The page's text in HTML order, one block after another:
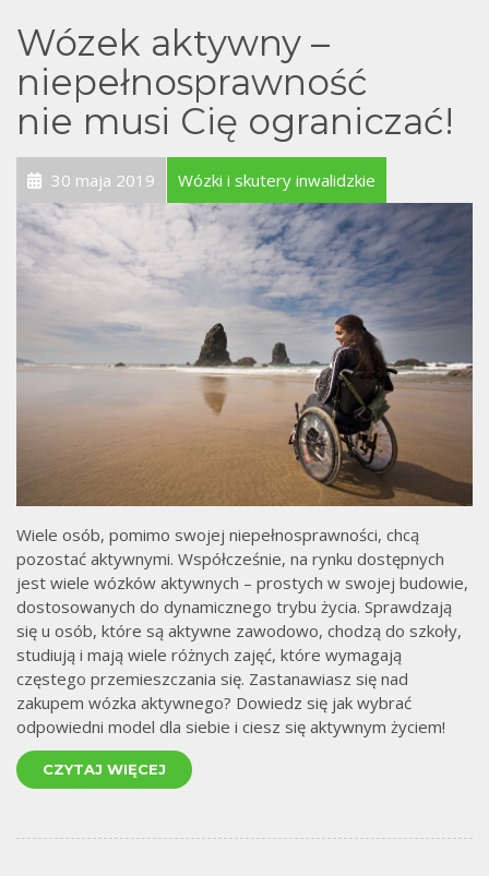
Wózek aktywny –
niepełnosprawność
nie musi Cię ograniczać!
30 maja 2019 Wózki i skutery inwalidzkie
Wiele osób, pomimo swojej niepełnosprawności, chcą
pozostać aktywnymi. Współcześnie, na rynku dostępnych
jest wiele wózków aktywnych – prostych w swojej budowie,
dostosowanych do dynamicznego trybu życia. Sprawdzają
się u osób, które są aktywne zawodowo, chodzą do szkoły,
studiują i mają wiele różnych zajęć, które wymagają
częstego przemieszczania się. Zastanawiasz się nad
zakupem wózka aktywnego? Dowiedz się jak wybrać
odpowiedni model dla siebie i ciesz się aktywnym życiem!
CZYTAJ WIĘCEJ